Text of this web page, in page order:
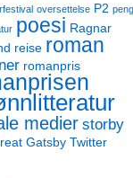
oversettelse P2
poesi Ragnar
reise roman
romanpris
medierstorby
Gatsby Twitter